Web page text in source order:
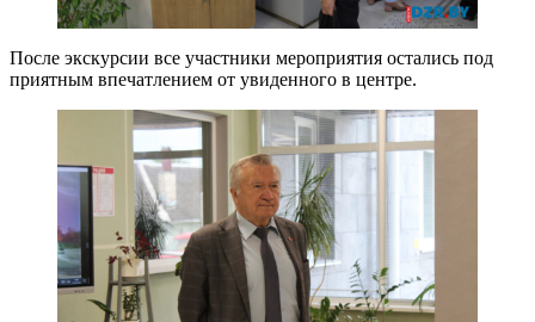
После экскурсии все участники мероприятия остались под
приятным впечатлением от увиденного в центре.